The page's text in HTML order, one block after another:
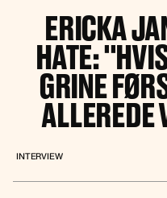
ERICKA
HATE:
GRINE
ALLEREDE
INTERVIEW